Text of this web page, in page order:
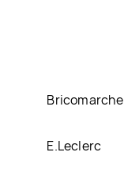
Bricomarche
E.Leclerc